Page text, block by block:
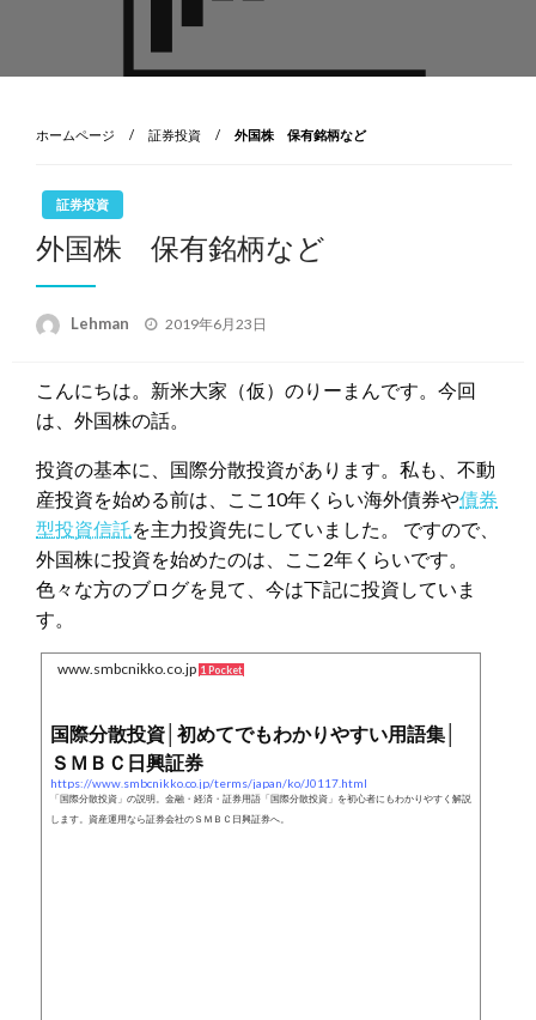
ホームページ 証券投資 外国株 保有銘柄など
証券投資
外国株 保有銘柄など
Lehman
投
2019年6月23日
こんにちは。新米大家（仮）のりーまんです。今回
は、外国株の話。
投資の基本に、国際分散投資があります。私も、不動
産投資を始める前は、ここ10年くらい海外債券や債券
型投資信託を主力投資先にしていました。 ですので、
外国株に投資を始めたのは、ここ2年くらいです。
色々な方のブログを見て、今は下記に投資していま
す。
www.smbcnikko.co.jp 1 Pocket
国際分散投資│初めてでもわかりやすい用語集│
ＳＭＢＣ日興証券
https://www.smbcnikko.co.jp/terms/japan/ko/J0117.html
「国際分散投資」の説明。金融・経済・証券用語「国際分散投資」を初心者にもわかりやすく解説
します。資産運用なら証券会社のＳＭＢＣ日興証券へ。